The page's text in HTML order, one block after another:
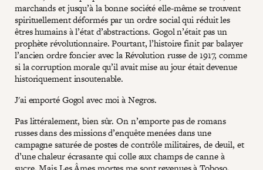
marchands et jusqu’à la bonne société elle-même se trouvent
spirituellement déformés par un ordre social qui réduit les
êtres humains à l’état d’abstractions. Gogol n’était pas un
prophète révolutionnaire. Pourtant, l’histoire finit par balayer
l’ancien ordre foncier avec la Révolution russe de 1917, comme
si la corruption morale qu’il avait mise au jour était devenue
historiquement insoutenable.
J'ai emporté Gogol avec moi à Negros.
Pas littéralement, bien sûr. On n’emporte pas de romans
russes dans des missions d’enquête menées dans une
campagne saturée de postes de contrôle militaires, de deuil, et
d’une chaleur écrasante qui colle aux champs de canne à